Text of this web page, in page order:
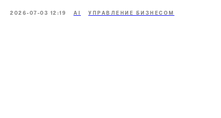
2026-07-03 12:19 AI УПРАВЛЕНИЕ БИЗНЕСОМ